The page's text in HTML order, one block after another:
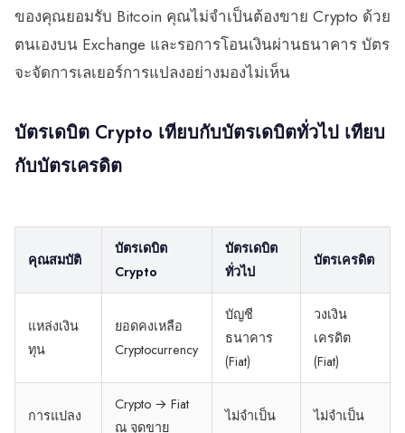
ของคุณยอมรับ Bitcoin คุณไม่จำเป็นต้องขาย Crypto ด้วย
ตนเองบน Exchange และรอการโอนเงินผ่านธนาคาร บัตร
จะจัดการเลเยอร์การแปลงอย่างมองไม่เห็น
บัตรเดบิต Crypto เทียบกับบัตรเดบิตทั่วไป เทียบ
กับบัตรเครดิต
คุณสมบัติ
บัตรเดบิต
Crypto
บัตรเดบิต
ทั่วไป
บัตรเครดิต
แหล่งเงิน
ทุน
ยอดคงเหลือ
Cryptocurrency
บัญชี
ธนาคาร
(Fiat)
วงเงิน
เครดิต
(Fiat)
การแปลง
Crypto → Fiat
ณ จุดขาย
ไม่จำเป็น ไม่จำเป็น